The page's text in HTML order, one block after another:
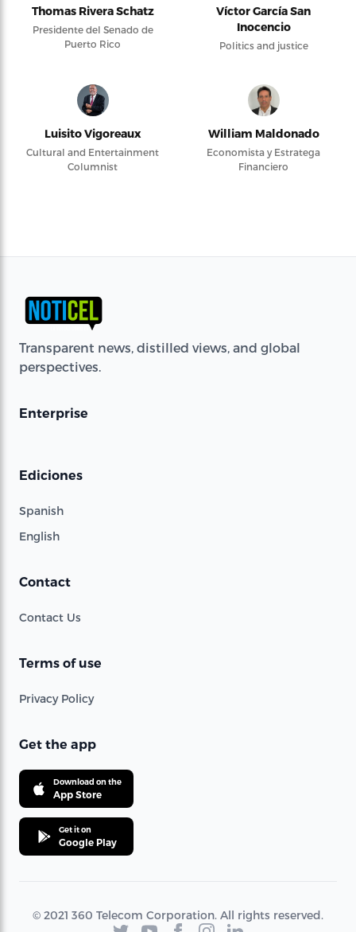
Thomas Rivera Schatz
Presidente del Senado de
Puerto Rico
Víctor García San
Inocencio
Politics and justice
Luisito Vigoreaux
Cultural and Entertainment
Columnist
William Maldonado
Economista y Estratega
Financiero
Transparent news, distilled views, and global
perspectives.
Enterprise
Ediciones
Spanish
English
Contact
Contact Us
Terms of use
Privacy Policy
Get the app
Download on the
App Store
Get it on
Google Play
© 2021 360 Telecom Corporation. All rights reserved.